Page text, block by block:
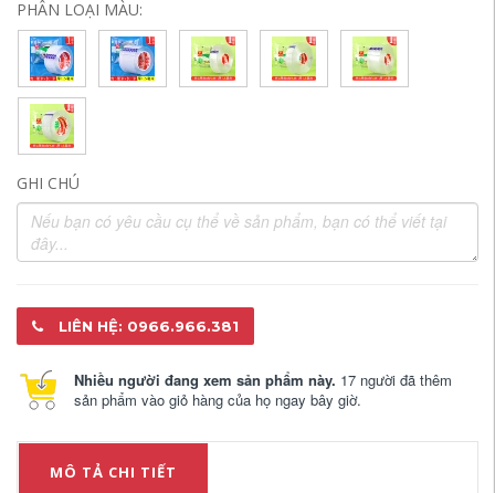
PHÂN LOẠI MÀU:
GHI CHÚ
LIÊN HỆ: 0966.966.381
Nhiều người đang xem sản phẩm này. 17 người đã thêm
sản phẩm vào giỏ hàng của họ ngay bây giờ.
MÔ TẢ CHI TIẾT